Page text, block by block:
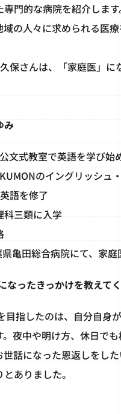
門的な病院を紹介しま
の人々に求められる医
保さんは、「家庭医」
み
文式教室で英語を学び始
のイングリッシュ
語を修了
科三類に入学
亀田総合病院にて、家
なったきっかけを教えてく
目指したのは、自分自身
夜中や明け方、休日で
世話になった恩返しをし
ありました。